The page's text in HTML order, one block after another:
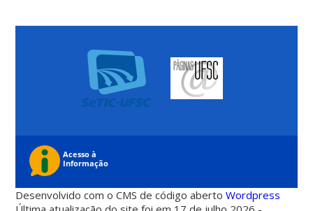
Desenvolvido com o CMS de código abertoWordpress